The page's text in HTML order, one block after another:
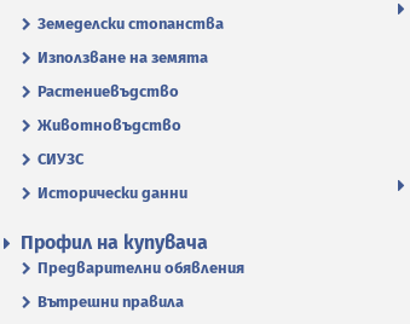
Земеделски стопанства
Използване на земята
Растениевъдство
Животновъдство
СИУЗС
Исторически данни
Профил на купувача
Предварителни обявления
Вътрешни правила